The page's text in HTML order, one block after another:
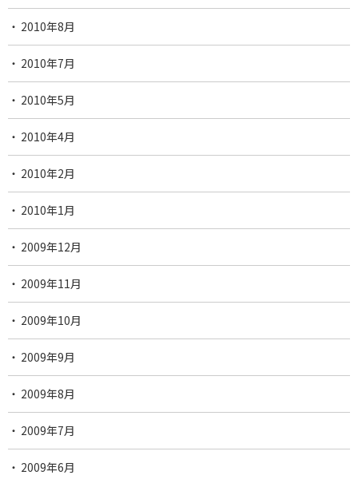
2010年8月
2010年7月
2010年5月
2010年4月
2010年2月
2010年1月
2009年12月
2009年11月
2009年10月
2009年9月
2009年8月
2009年7月
2009年6月